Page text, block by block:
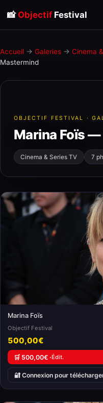
📸 ObjectifFestival
Accueil → Galeries → Cinema
Mastermind
OBJECTIF FESTIVAL ·
Marina Foïs
Cinema & Series TV 7
Marina Foïs
Objectif Festival
500,00€
🛒 500,00€ ·Édit.
🔐 Connexion pour